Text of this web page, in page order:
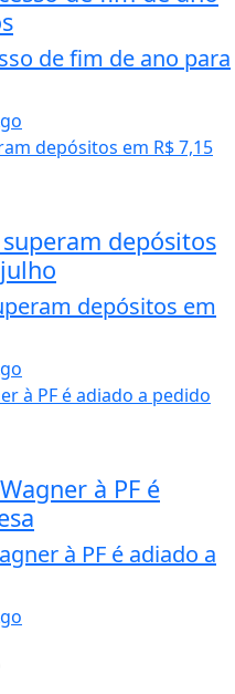
de fim de ano para
depósitos
depósitos em
à PF é
à PF é adiado a